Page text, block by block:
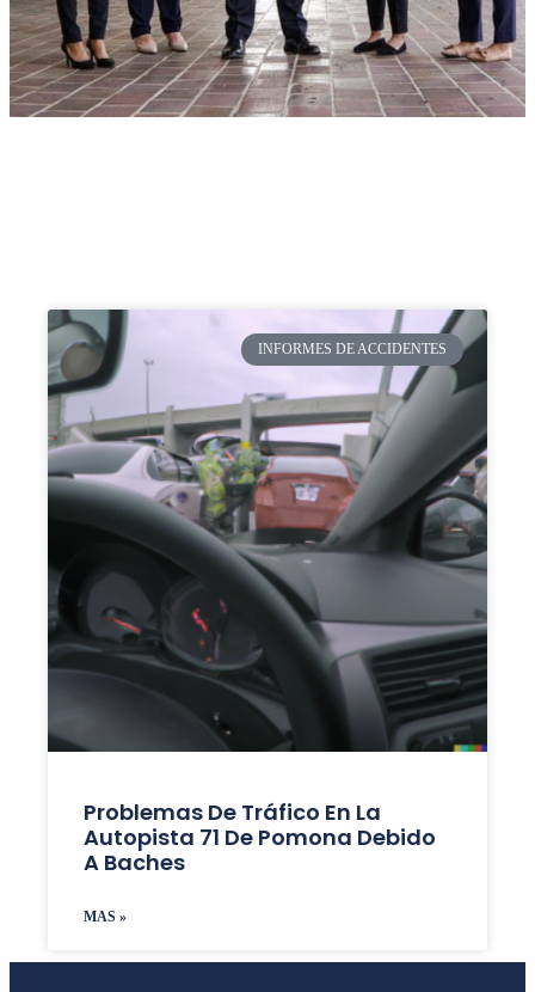
INFORMES DE ACCIDENTES
Problemas De Tráfico En La
Autopista 71 De Pomona Debido
A Baches
MAS »